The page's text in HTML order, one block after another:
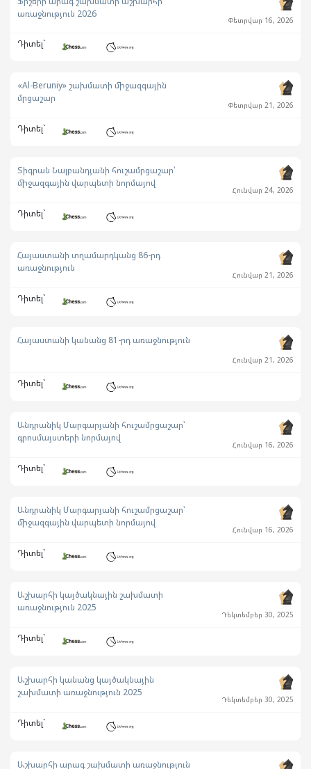
առաջնություն 2026
Փետրվար 16, 2026
Դիտել`
«Al-Beruniy» շախմատի միջազգային
մրցաշար
Փետրվար 21, 2026
Դիտել`
Տիգրան Նալբանդյանի հուշամրցաշար՝
միջազգային վարպետի նորմայով
Հունվար 24, 2026
Դիտել`
Հայաստանի տղամարդկանց 86-րդ
առաջնություն
Հունվար 21, 2026
Դիտել`
Հայաստանի կանանց 81-րդ առաջնություն
Հունվար 21, 2026
Դիտել`
Անդրանիկ Մարգարյանի հուշամրցաշար՝
գրոսմայստերի նորմայով
Հունվար 16, 2026
Դիտել`
Անդրանիկ Մարգարյանի հուշամրցաշար՝
միջազգային վարպետի նորմայով
Հունվար 16, 2026
Դիտել`
Աշխարհի կայծակնային շախմատի
առաջնություն 2025
Դեկտեմբեր 30, 2025
Դիտել`
Աշխարհի կանանց կայծակնային
շախմատի առաջնություն 2025
Դեկտեմբեր 30, 2025
Դիտել`
Աշխարհի արագ շախմատի առաջնություն